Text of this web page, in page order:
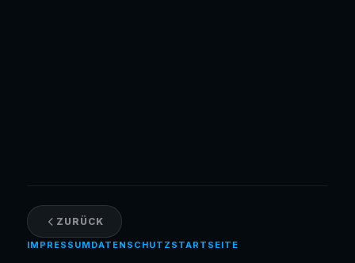
ZURÜCK
IMPRESSUM DATENSCHUTZ STARTSEITE